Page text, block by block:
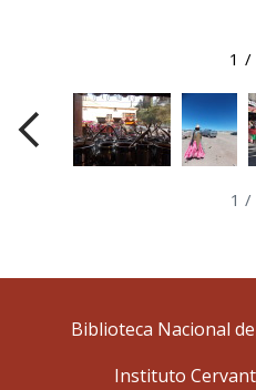
1 /
1 /
Biblioteca Nacional
Instituto